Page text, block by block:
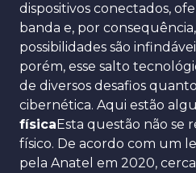
dispositivos conectados,
banda e, por
possibilidades são
porém, esse salto
de diversos desafios
cibernética. Aqui estão
físicaEsta questão não se
físico. De acordo com um
pela Anatel em 2020,